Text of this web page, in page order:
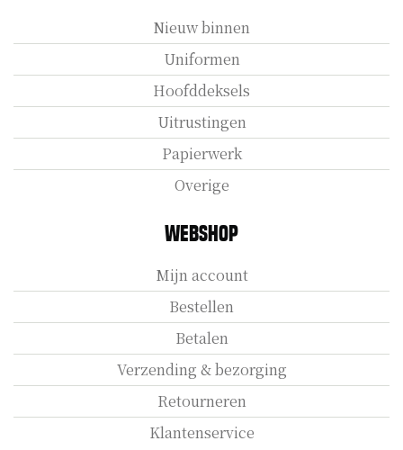
Nieuw binnen
Uniformen
Hoofddeksels
Uitrustingen
Papierwerk
Overige
Webshop
Mijn account
Bestellen
Betalen
Verzending & bezorging
Retourneren
Klantenservice